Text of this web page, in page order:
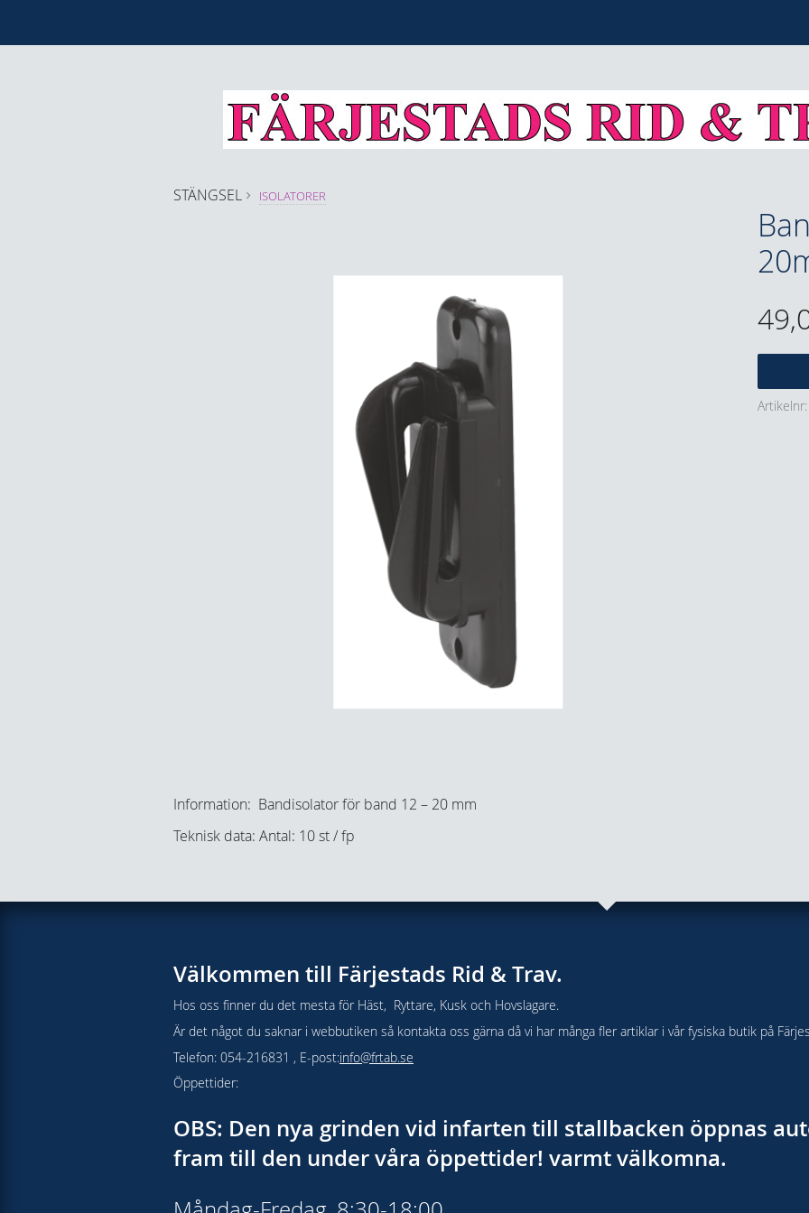
STÄNGSEL ISOLATORER
Artikelnr
Information: Bandisolator för band 12 – 20 mm
Teknisk data: Antal: 10 st / fp
Välkommen till Färjestads Rid & Trav.
Hos oss finner du det mesta för Häst, Ryttare, Kusk och Hovslagare.
Är det något du saknar i webbutiken så kontakta oss gärna då vi har många fler artiklar i vår fysiska butik på
Telefon: 054-216831 , E-post:info@frtab.se
Öppettider:
OBS: Den nya grinden vid infarten till stallbacken öppnas
fram till den under våra öppettider! varmt välkomna.